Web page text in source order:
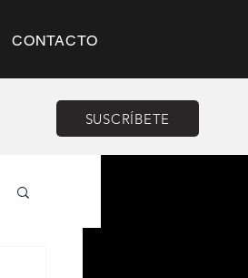
CONTACTO
SUSCRÍBETE